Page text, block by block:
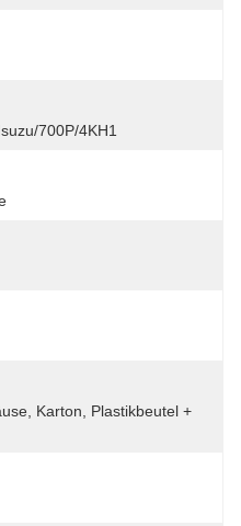
700P/4KH1
Karton, Plastikbeutel +